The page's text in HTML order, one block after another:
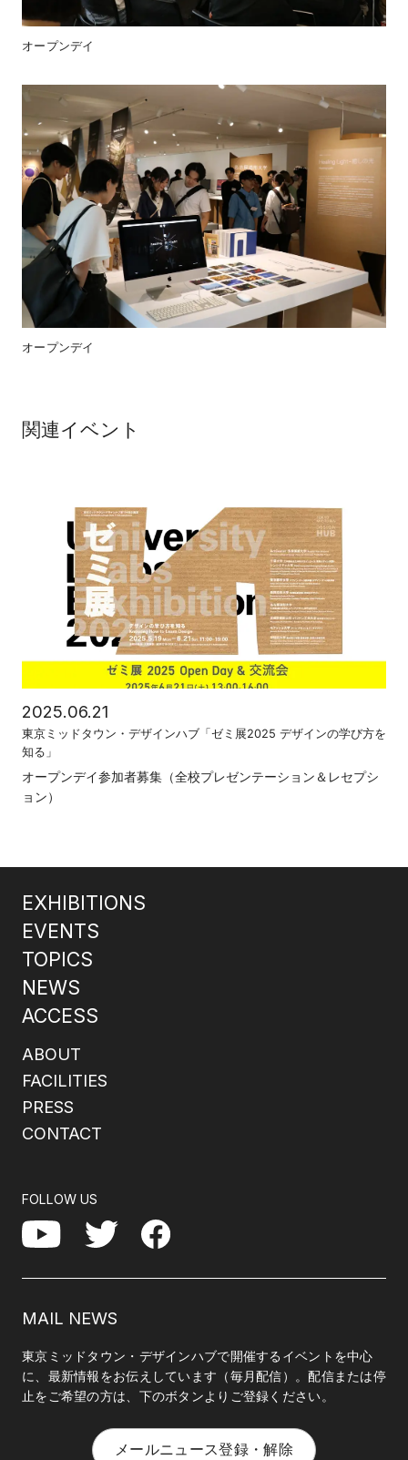
オープンデイ
オープンデイ
関連イベント
2025.06.21
東京ミッドタウン・デザインハブ「ゼミ展2025 デザインの学び方を
知る」
オープンデイ参加者募集（全校プレゼンテーション＆レセプシ
ョン）
EXHIBITIONS
EVENTS
TOPICS
NEWS
ACCESS
ABOUT
FACILITIES
PRESS
CONTACT
FOLLOW US
YouTube Twitter Facebook
MAIL NEWS
東京ミッドタウン・デザインハブで開催するイベントを中心
に、最新情報をお伝えしています（毎月配信）。配信または停
止をご希望の方は、下のボタンよりご登録ください。
メールニュース登録・解除